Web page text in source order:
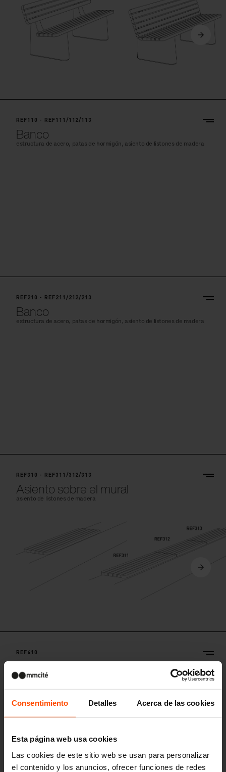
Consentimiento Detalles Acerca de las cookies
Esta página web usa cookies
Las cookies de este sitio web se usan para personalizar
el contenido y los anuncios, ofrecer funciones de redes
REF110 - REF111/112/113
Banco
estructura de acero, patas de hormigón, asiento de listones de madera
REF210 - REF211/212/213
Banco
estructura de acero, patas de hormigón, asiento de listones de madera
REF310 - REF311/312/313
Asiento sobre el mural
asiento de listones de madera
REF410
Asiento modular sobre el mural
asiento de listones de madera